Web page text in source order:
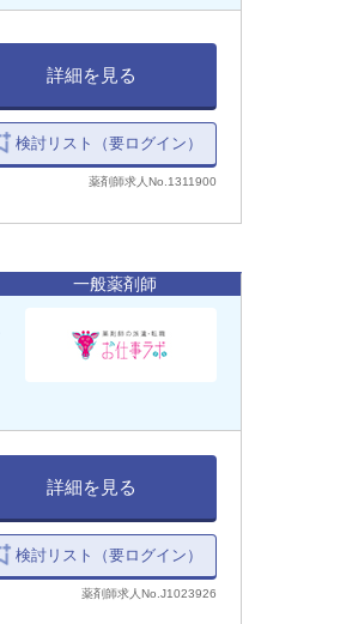
詳細を見る
検討リスト（要ログイン）
薬剤師求人No.1311900
一般薬剤師
詳細を見る
検討リスト（要ログイン）
薬剤師求人No.J1023926